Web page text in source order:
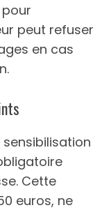
peut refuser
en cas
Cette
euros, ne